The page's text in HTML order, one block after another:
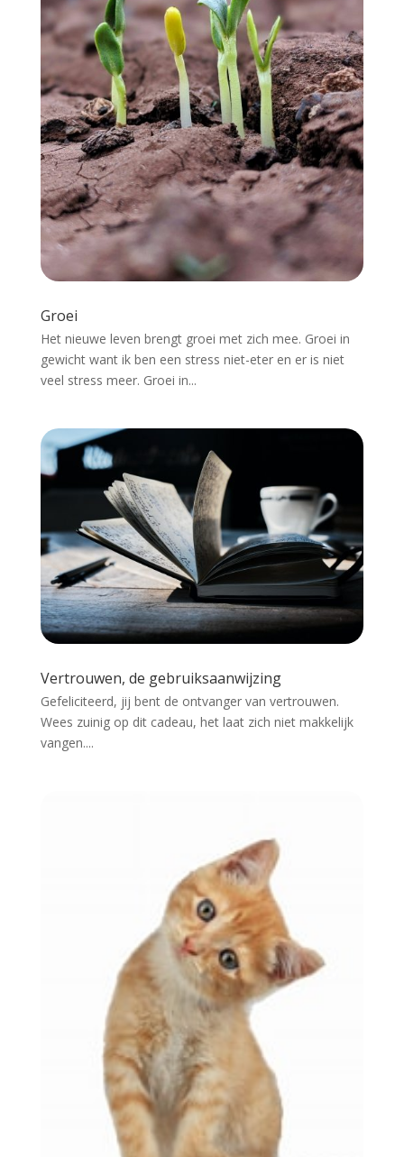
Groei
Het nieuwe leven brengt groei met zich mee. Groei in
gewicht want ik ben een stress niet-eter en er is niet
veel stress meer. Groei in...
Vertrouwen, de gebruiksaanwijzing
Gefeliciteerd, jij bent de ontvanger van vertrouwen.
Wees zuinig op dit cadeau, het laat zich niet makkelijk
vangen....